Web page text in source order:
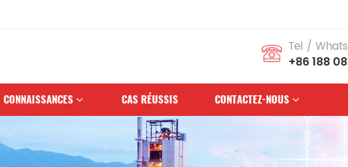
Tel /
+86 188
CONNAISSANCES CAS RÉUSSIS CONTACTEZ-NOUS